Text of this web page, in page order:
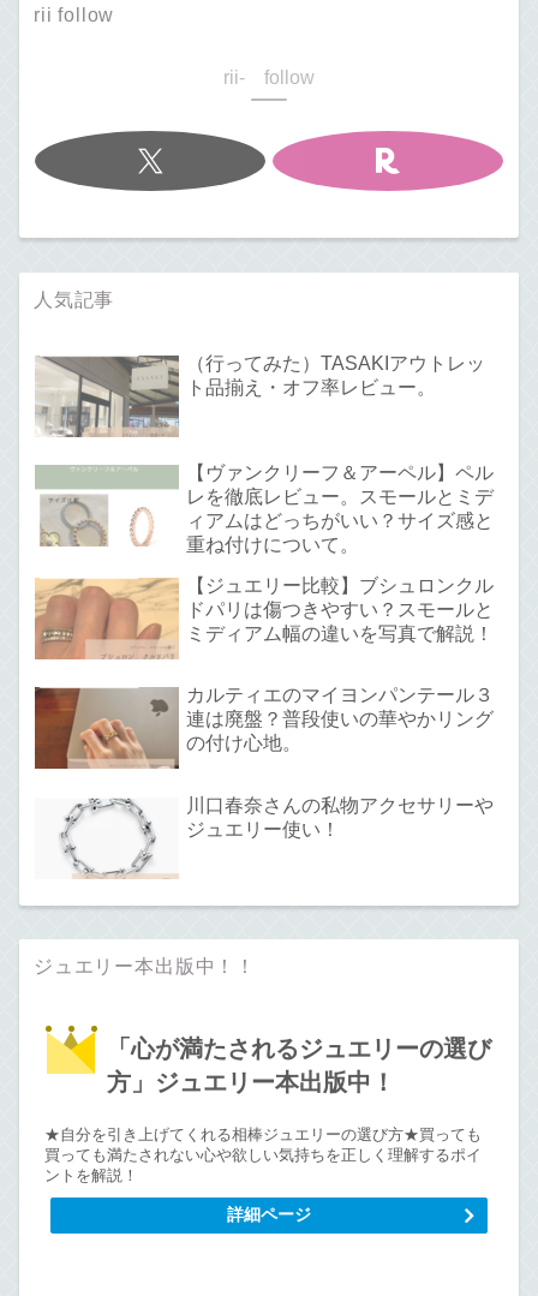
rii follow
rii- follow
人気記事
（行ってみた）TASAKIアウトレッ
ト品揃え・オフ率レビュー。
【ヴァンクリーフ＆アーペル】ペル
レを徹底レビュー。スモールとミデ
ィアムはどっちがいい？サイズ感と
重ね付けについて。
【ジュエリー比較】ブシュロンクル
ドパリは傷つきやすい？スモールと
ミディアム幅の違いを写真で解説！
カルティエのマイヨンパンテール３
連は廃盤？普段使いの華やかリング
の付け心地。
川口春奈さんの私物アクセサリーや
ジュエリー使い！
ジュエリー本出版中！！
「心が満たされるジュエリーの選び
方」ジュエリー本出版中！
★自分を引き上げてくれる相棒ジュエリーの選び方★買っても
買っても満たされない心や欲しい気持ちを正しく理解するポイ
ントを解説！
詳細ページ